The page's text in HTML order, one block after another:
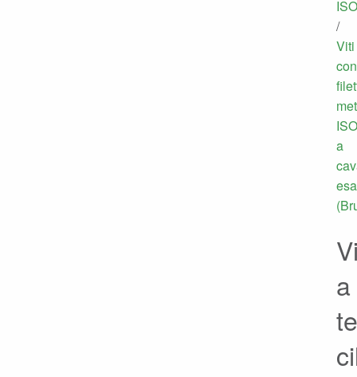
ISO
/
Viti
con
ISO
a
a